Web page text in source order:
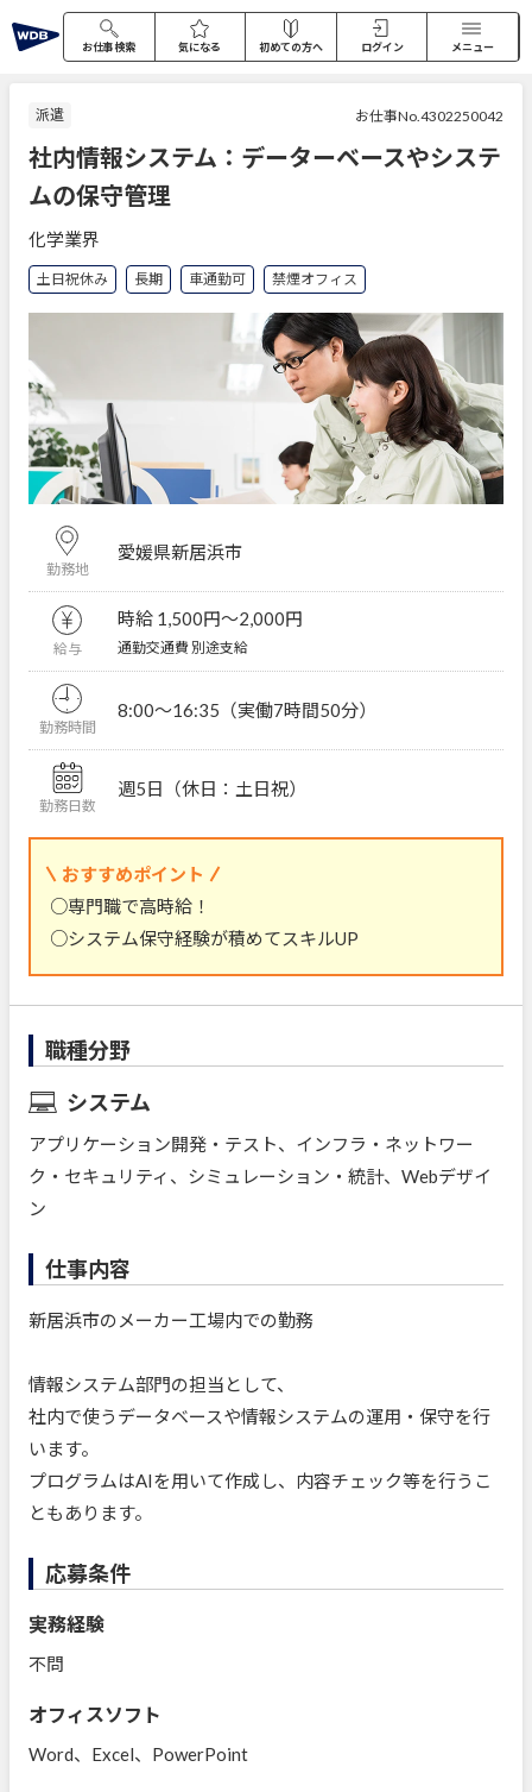
お仕事検索 気になる 初めての方へ ログイン メニュー
派遣 お仕事No.4302250042
社内情報システム：データーベースやシステ
ムの保守管理
化学業界
土日祝休み 長期 車通勤可 禁煙オフィス
勤務地
愛媛県新居浜市
給与
時給 1,500円〜2,000円
通勤交通費 別途支給
勤務時間
8:00～16:35（実働7時間50分）
勤務日数
週5日（休日：土日祝）
おすすめポイント
○専門職で高時給！
○システム保守経験が積めてスキルUP
職種分野
システム
アプリケーション開発・テスト、インフラ・ネットワー
ク・セキュリティ、シミュレーション・統計、Webデザイ
ン
仕事内容
新居浜市のメーカー工場内での勤務
情報システム部門の担当として、
社内で使うデータベースや情報システムの運用・保守を行
います。
プログラムはAIを用いて作成し、内容チェック等を行うこ
ともあります。
応募条件
実務経験
不問
オフィスソフト
Word、Excel、PowerPoint